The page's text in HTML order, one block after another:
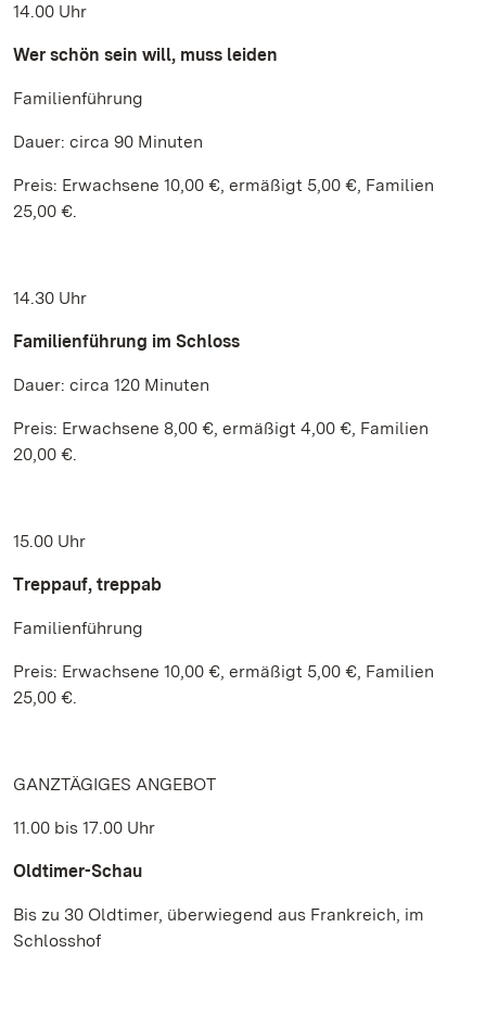
14.00 Uhr
Wer schön sein will, muss leiden
Familienführung
Dauer: circa 90 Minuten
Preis: Erwachsene 10,00 €, ermäßigt 5,00 €, Familien
25,00 €.
14.30 Uhr
Familienführung im Schloss
Dauer: circa 120 Minuten
Preis: Erwachsene 8,00 €, ermäßigt 4,00 €, Familien
20,00 €.
15.00 Uhr
Treppauf, treppab
Familienführung
Preis: Erwachsene 10,00 €, ermäßigt 5,00 €, Familien
25,00 €.
GANZTÄGIGES ANGEBOT
11.00 bis 17.00 Uhr
Oldtimer-Schau
Bis zu 30 Oldtimer, überwiegend aus Frankreich, im
Schlosshof